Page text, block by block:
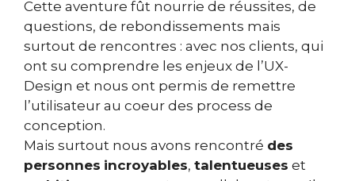
Cette aventure fût nourrie de réussites, de
questions, de rebondissements mais
surtout de rencontres : avec nos clients, qui
ont su comprendre les enjeux de l’UX-
Design et nous ont permis de remettre
l’utilisateur au coeur des process de
conception.
Mais surtout nous avons rencontré des
personnes incroyables, talentueuses et